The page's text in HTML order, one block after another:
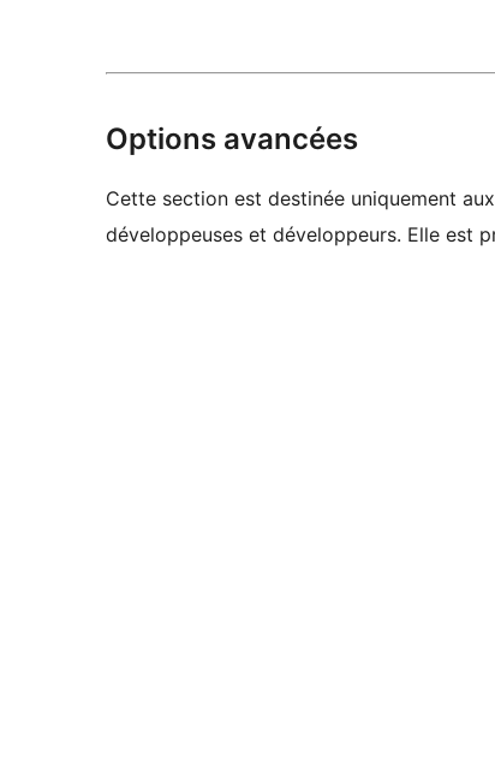
Options avancées
Cette section est destinée uniquement
développeuses et développeurs. Elle est